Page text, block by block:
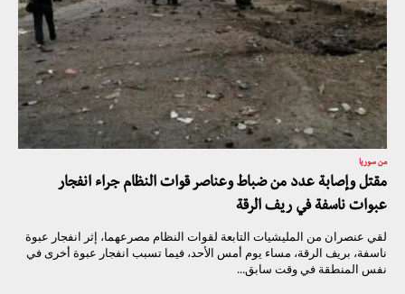
من سوريا
مقتل وإصابة عدد من ضباط وعناصر قوات النظام جراء انفجار
عبوات ناسفة في ريف الرقة
لقي عنصران من المليشيات التابعة لقوات النظام مصرعهما، إثر انفجار عبوة
ناسفة، بريف الرقة، مساء يوم أمس الأحد، فيما تسبب انفجار عبوة أخرى في
نفس المنطقة في وقت سابق...